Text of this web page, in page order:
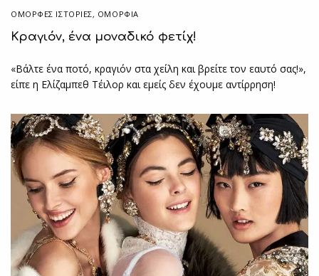
ΌΜΟΡΦΕΣ ΙΣΤΟΡΊΕΣ, ΟΜΟΡΦΙΑ
Κραγιόν, ένα μοναδικό φετίχ!
«Βάλτε ένα ποτό, κραγιόν στα χείλη και βρείτε τον εαυτό σας!»,
είπε η Ελίζαμπεθ Τέιλορ και εμείς δεν έχουμε αντίρρηση!